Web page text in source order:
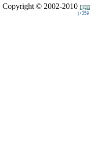
Copyright © 2002-2010